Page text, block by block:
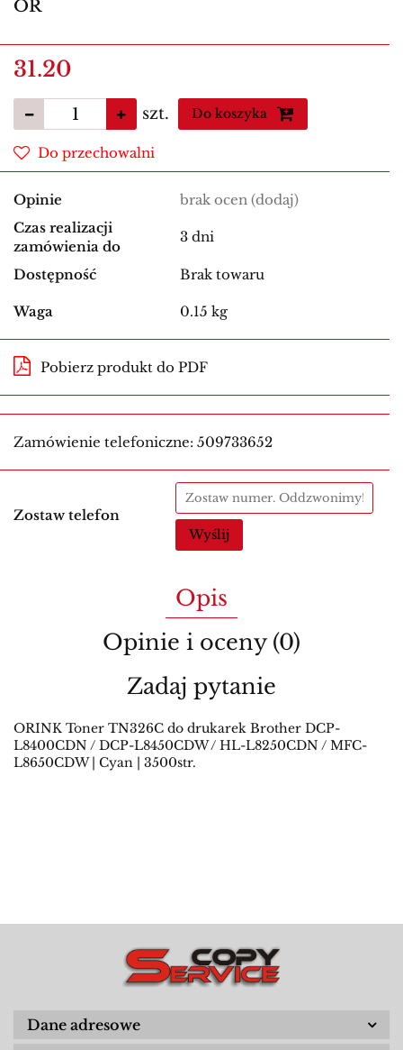
OR
31.20
szt. Do koszyka
Do przechowalni
Opinie brak ocen (dodaj)
Czas realizacji
zamówienia do
3 dni
Dostępność Brak towaru
Waga 0.15 kg
Pobierz produkt do PDF
Zamówienie telefoniczne: 509733652
Zostaw telefon
Wyślij
Opis
Opinie i oceny (0)
Zadaj pytanie
ORINK Toner TN326C do drukarek Brother DCP-
L8400CDN / DCP-L8450CDW / HL-L8250CDN / MFC-
L8650CDW | Cyan | 3500str.
Dane adresowe